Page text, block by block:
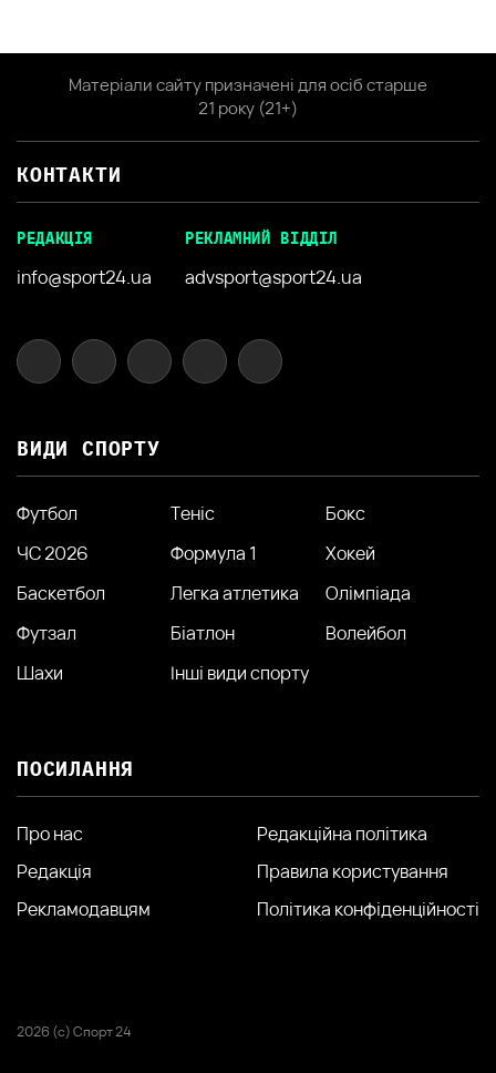
Матеріали сайту призначені для осіб старше
21 року (21+)
КОНТАКТИ
РЕДАКЦІЯ
info@sport24.ua
РЕКЛАМНИЙ ВІДДІЛ
advsport@sport24.ua
ВИДИ СПОРТУ
Футбол Теніс
Бокс
ЧС 2026
Формула 1
Хокей
Баскетбол
Легка атлетика
Олімпіада
Футзал
Біатлон
Волейбол
Шахи
Інші види спорту
ПОСИЛАННЯ
Про нас
Редакція
Рекламодавцям
Редакційна політика
Правила користування
Політика конфіденційності
2026 (с) Спорт 24